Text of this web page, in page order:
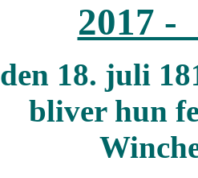
2017 -
den 18. juli
bliver hun